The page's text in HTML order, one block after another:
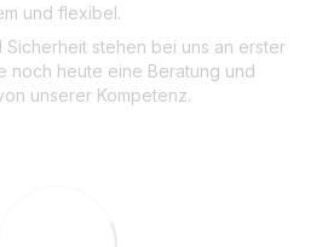
und flexibel.
stehen bei uns an erster
noch heute eine Beratung und
unserer Kompetenz.